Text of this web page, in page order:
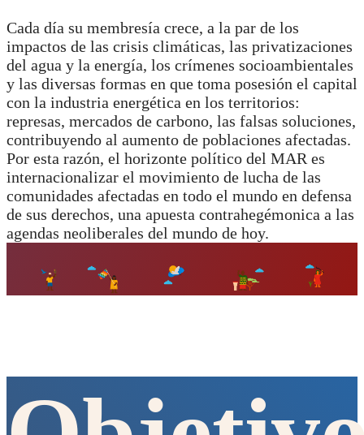
Cada día su membresía crece, a la par de los
impactos de las crisis climáticas, las privatizaciones
del agua y la energía, los crímenes socioambientales
y las diversas formas en que toma posesión el capital
con la industria energética en los territorios:
represas, mercados de carbono, las falsas soluciones,
contribuyendo al aumento de poblaciones afectadas.
Por esta razón, el horizonte político del MAR es
internacionalizar el movimiento de lucha de las
comunidades afectadas en todo el mundo en defensa
de sus derechos, una apuesta contrahegémonica a las
agendas neoliberales del mundo de hoy.